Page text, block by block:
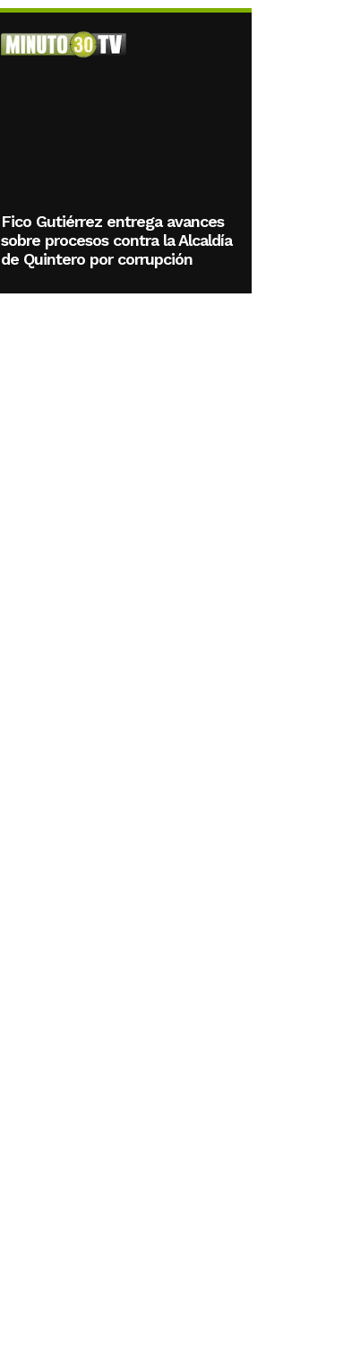
Fico Gutiérrez entrega avances
sobre procesos contra la Alcaldía
de Quintero por corrupción